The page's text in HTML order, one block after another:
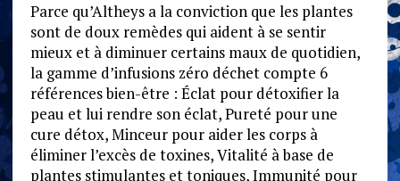
Parce qu’Altheys a la conviction que les plantes
sont de doux remèdes qui aident à se sentir
mieux et à diminuer certains maux de quotidien,
la gamme d’infusions zéro déchet compte 6
références bien-être : Éclat pour détoxifier la
peau et lui rendre son éclat, Pureté pour une
cure détox, Minceur pour aider les corps à
éliminer l’excès de toxines, Vitalité à base de
plantes stimulantes et toniques, Immunité pour